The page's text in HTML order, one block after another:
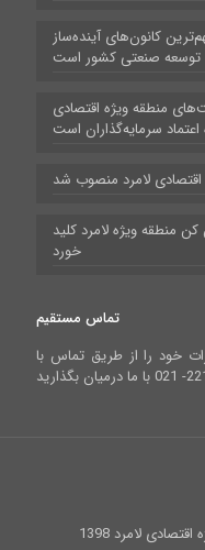
کانون‌های آینده‌ساز
توسعه صنعتی کشور است
منطقه ویژه اقتصادی
سرمایه‌گذاران است
لامرد منصوب شد
منطقه ویژه لامرد کلید
خورد
تماس مستقیم
خود را از طریق تماس با
لامرد 1398